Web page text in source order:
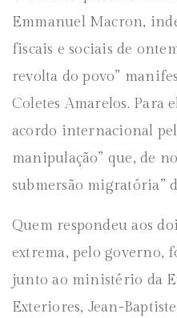
Emmanuel Macron,
fiscais e sociais de
revolta do povo”
Coletes Amarelos. Para
acordo internacional
manipulação” que, de
submersão migratória”
Quem respondeu aos
extrema, pelo governo,
junto ao ministério da
Exteriores, Jean-